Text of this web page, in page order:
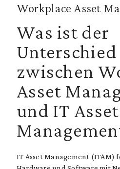
Workplace Asset
Was ist der
Unterschied
zwischen
Asset
und IT Asset
IT Asset Management (ITAM)